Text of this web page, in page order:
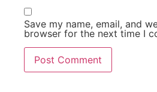
Save my name, email, and
browser for the next time I